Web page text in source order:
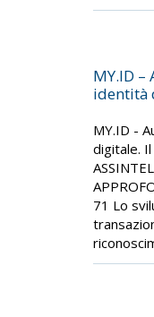
MY.ID –
identità
MY.ID -
digitale.
71 Lo